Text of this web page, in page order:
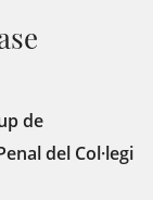
de
del Col·legi